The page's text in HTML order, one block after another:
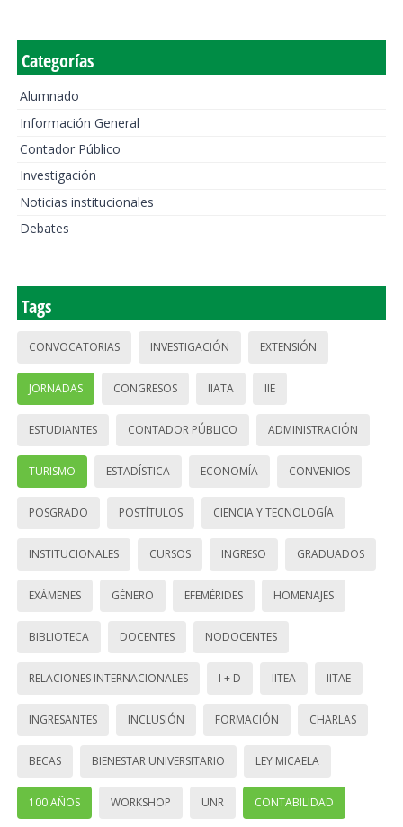
Categorías
Alumnado
Información General
Contador Público
Investigación
Noticias institucionales
Debates
Tags
CONVOCATORIAS INVESTIGACIÓN EXTENSIÓN
JORNADAS CONGRESOS IIATA IIE
ESTUDIANTES CONTADOR PÚBLICO ADMINISTRACIÓN
TURISMO ESTADÍSTICA ECONOMÍA CONVENIOS
POSGRADO POSTÍTULOS CIENCIA Y TECNOLOGÍA
INSTITUCIONALES CURSOS INGRESO GRADUADOS
EXÁMENES GÉNERO EFEMÉRIDES HOMENAJES
BIBLIOTECA DOCENTES NODOCENTES
RELACIONES INTERNACIONALES I + D IITEA IITAE
INGRESANTES INCLUSIÓN FORMACIÓN CHARLAS
BECAS BIENESTAR UNIVERSITARIO LEY MICAELA
100 AÑOS WORKSHOP UNR CONTABILIDAD